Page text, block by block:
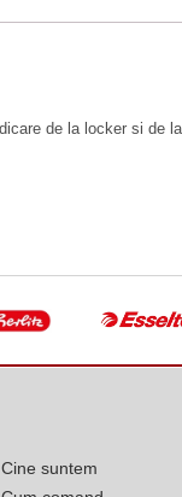
de la locker si de
Cine suntem